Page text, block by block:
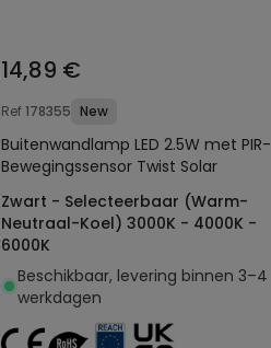
14,89 €
Ref178355 New
Buitenwandlamp LED 2.5W met PIR-
Bewegingssensor Twist Solar
Zwart - Selecteerbaar (Warm-
Neutraal-Koel) 3000K - 4000K -
6000K
Beschikbaar, levering binnen 3–4
werkdagen